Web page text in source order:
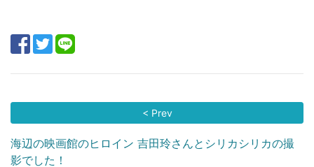
< Prev
海辺の映画館のヒロイン 吉田玲さんとシリカシリカの撮
影でした！